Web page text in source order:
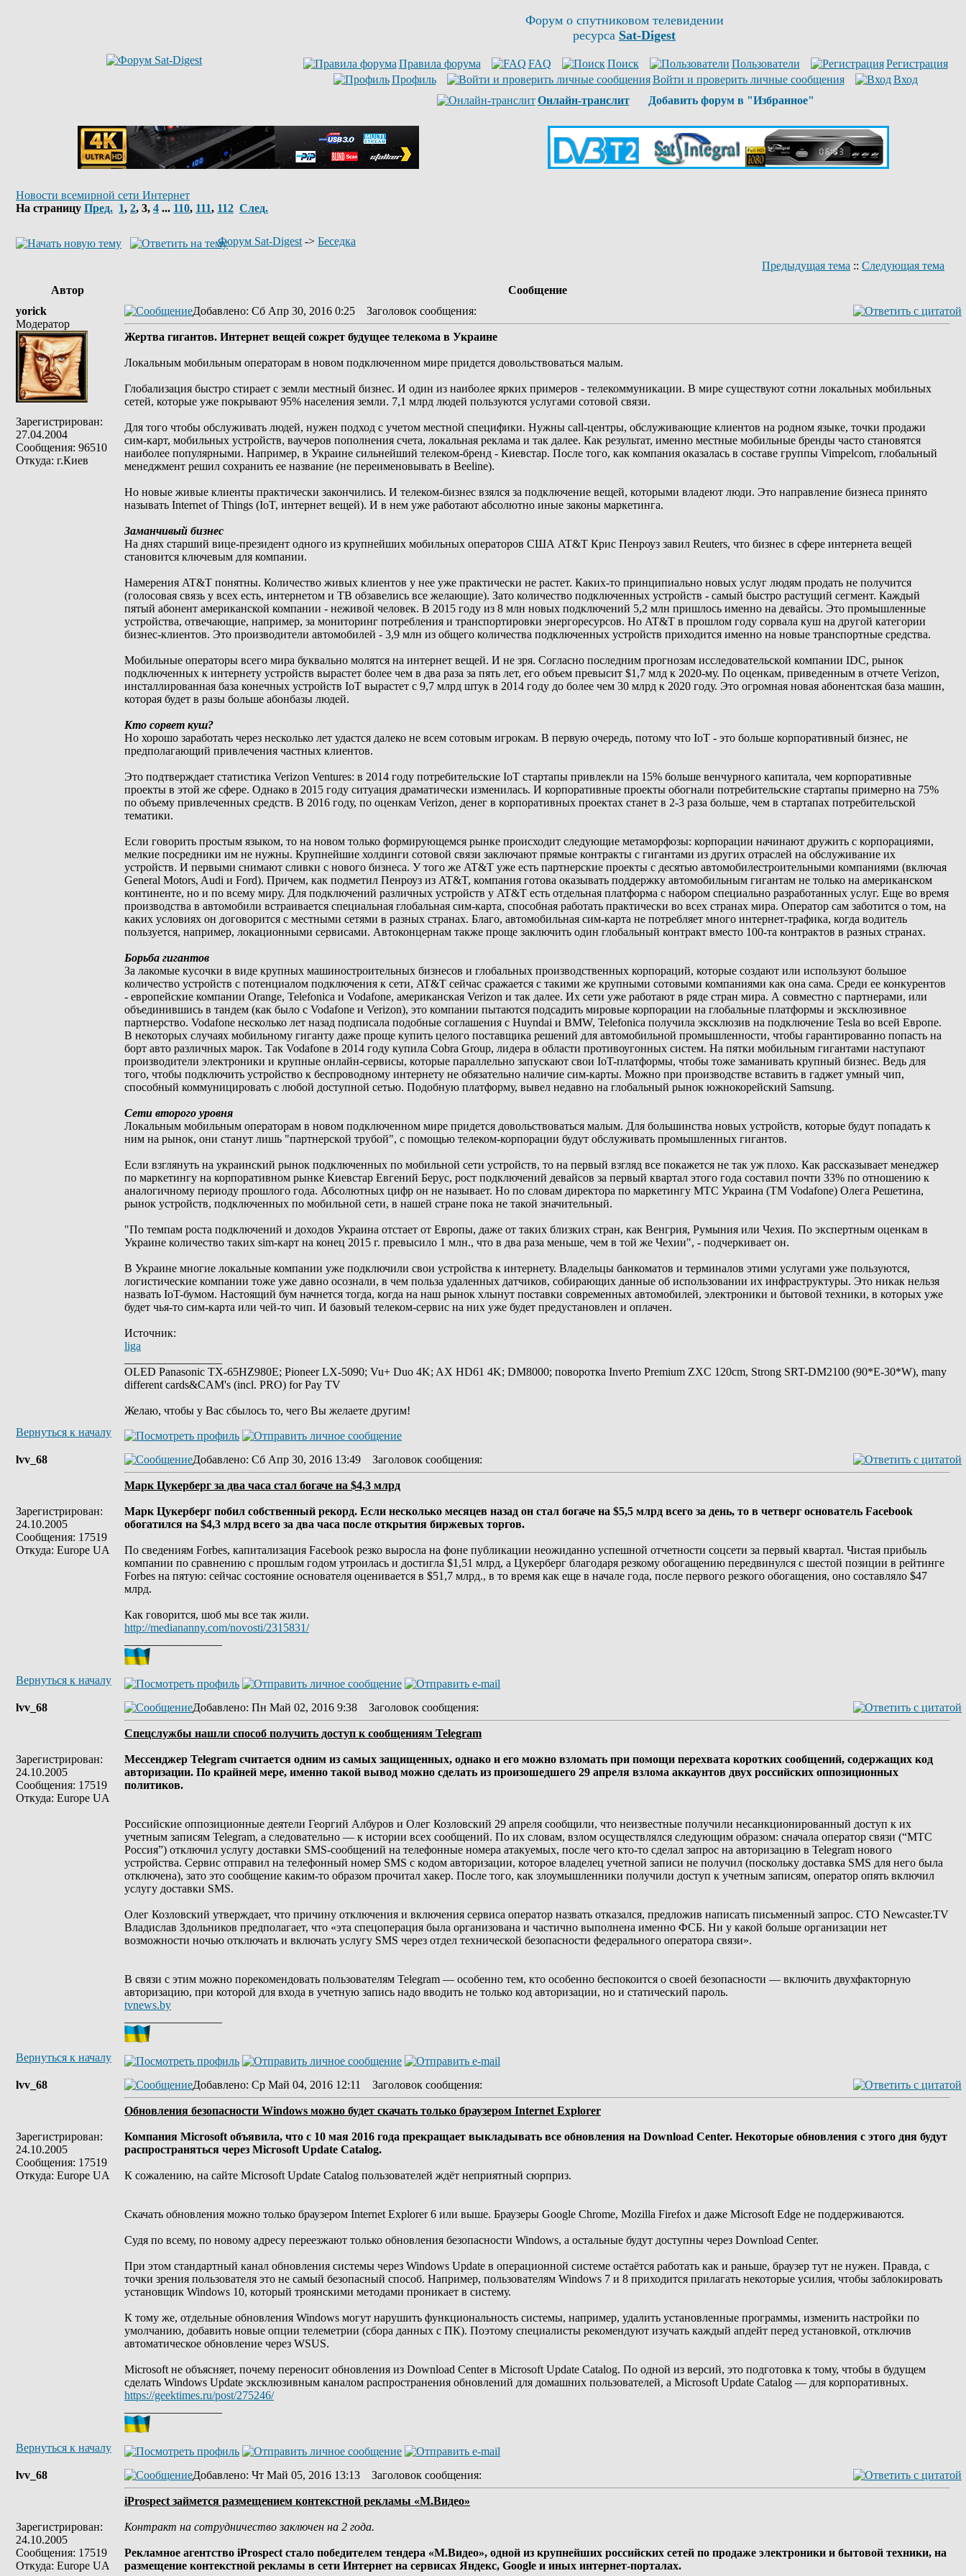
Форум о спутниковом телевидении
ресурса Sat-Digest
Правила форума FAQ Поиск Пользователи
Регистрация
Профиль
Войти и проверить личные сообщения
Вход
Онлайн-транслит
Добавить форум в "Избранное"
Новости всемирной сети Интернет
На страницу Пред. 1, 2, 3, 4 ... 110, 111, 112 След.
Форум Sat-Digest -> Беседка
Предыдущая тема :: Следующая тема
Автор
Сообщение
yorick
Модератор
Зарегистрирован:
27.04.2004
Сообщения: 96510
Откуда: г.Киев
Добавлено: Сб Апр 30, 2016 0:25 Заголовок сообщения:
Жертва гигантов. Интернет вещей сожрет будущее телекома в Украине
Локальным мобильным операторам в новом подключенном мире придется довольствоваться малым.
Глобализация быстро стирает с земли местный бизнес. И один из наиболее ярких примеров - телекоммуникации. В мире существуют сотни локальных мобильных
сетей, которые уже покрывают 95% населения земли. 7,1 млрд людей пользуются услугами сотовой связи.
Для того чтобы обслуживать людей, нужен подход с учетом местной специфики. Нужны call-центры, обслуживающие клиентов на родном языке, точки продажи
сим-карт, мобильных устройств, ваучеров пополнения счета, локальная реклама и так далее. Как результат, именно местные мобильные бренды часто становятся
наиболее популярными. Например, в Украине сильнейший телеком-бренд - Киевстар. После того, как компания оказалась в составе группы Vimpelcom, глобальный
менеджмент решил сохранить ее название (не переименовывать в Beeline).
Но новые живые клиенты практически закончились. И телеком-бизнес взялся за подключение вещей, которыми владеют люди. Это направление бизнеса принято
называть Internet of Things (IoT, интернет вещей). И в нем уже работают абсолютно иные законы маркетинга.
Заманчивый бизнес
На днях старший вице-президент одного из крупнейших мобильных операторов США AT&T Крис Пенроуз завил Reuters, что бизнес в сфере интернета вещей
становится ключевым для компании.
Намерения AT&T понятны. Количество живых клиентов у нее уже практически не растет. Каких-то принципиально новых услуг людям продать не получится
(голосовая связь у всех есть, интернетом и ТВ обзавелись все желающие). Зато количество подключенных устройств - самый быстро растущий сегмент. Каждый
пятый абонент американской компании - неживой человек. В 2015 году из 8 млн новых подключений 5,2 млн пришлось именно на девайсы. Это промышленные
устройства, отвечающие, например, за мониторинг потребления и транспортировки энергоресурсов. Но AT&T в прошлом году сорвала куш на другой категории
бизнес-клиентов. Это производители автомобилей - 3,9 млн из общего количества подключенных устройств приходится именно на новые транспортные средства.
Мобильные операторы всего мира буквально молятся на интернет вещей. И не зря. Согласно последним прогнозам исследовательской компании IDC, рынок
подключенных к интернету устройств вырастет более чем в два раза за пять лет, его объем превысит $1,7 млд к 2020-му. По оценкам, приведенным в отчете Verizon,
инсталлированная база конечных устройств IoT вырастет с 9,7 млрд штук в 2014 году до более чем 30 млрд к 2020 году. Это огромная новая абонентская база машин,
которая будет в разы больше абонбазы людей.
Кто сорвет куш?
Но хорошо заработать через несколько лет удастся далеко не всем сотовым игрокам. В первую очередь, потому что IoT - это больше корпоративный бизнес, не
предполагающий привлечения частных клиентов.
Это подтверждает статистика Verizon Ventures: в 2014 году потребительские IoT стартапы привлекли на 15% больше венчурного капитала, чем корпоративные
проекты в этой же сфере. Однако в 2015 году ситуация драматически изменилась. И корпоративные проекты обогнали потребительские стартапы примерно на 75%
по объему привлеченных средств. В 2016 году, по оценкам Verizon, денег в корпоративных проектах станет в 2-3 раза больше, чем в стартапах потребительской
тематики.
Если говорить простым языком, то на новом только формирующемся рынке происходит следующие метаморфозы: корпорации начинают дружить с корпорациями,
мелкие посредники им не нужны. Крупнейшие холдинги сотовой связи заключают прямые контракты с гигантами из других отраслей на обслуживание их
устройств. И первыми снимают сливки с нового бизнеса. У того же AT&T уже есть партнерские проекты с десятью автомобилестроительными компаниями (включая
General Motors, Audi и Ford). Причем, как подметил Пенроуз из AT&T, компания готова оказывать поддержку автомобильным гигантам не только на американском
континенте, но и по всему миру. Для подключений различных устройств у AT&T есть отдельная платформа с набором специально разработанных услуг. Еще во время
производства в автомобили встраивается специальная глобальная сим-карта, способная работать практически во всех странах мира. Оператор сам заботится о том, на
каких условиях он договорится с местными сетями в разных странах. Благо, автомобильная сим-карта не потребляет много интернет-трафика, когда водитель
пользуется, например, локационными сервисами. Автоконцернам также проще заключить один глобальный контракт вместо 100-та контрактов в разных странах.
Борьба гигантов
За лакомые кусочки в виде крупных машиностроительных бизнесов и глобальных производственных корпораций, которые создают или используют большое
количество устройств с потенциалом подключения к сети, AT&T сейчас сражается с такими же крупными сотовыми компаниями как она сама. Среди ее конкурентов
- европейские компании Orange, Telefonica и Vodafone, американская Verizon и так далее. Их сети уже работают в ряде стран мира. А совместно с партнерами, или
объединившись в тандем (как было с Vodafone и Verizon), это компании пытаются подсадить мировые корпорации на глобальные платформы и эксклюзивное
партнерство. Vodafone несколько лет назад подписала подобные соглашения с Huyndai и BMW, Telefonica получила эксклюзив на подключение Tesla во всей Европе.
В некоторых случаях мобильному гиганту даже проще купить целого поставщика решений для автомобильной промышленности, чтобы гарантированно попасть на
борт авто различных марок. Так Vodafone в 2014 году купила Cobra Group, лидера в области противоугонных систем. На пятки мобильным гигантами наступают
производители электроники и крупные онлайн-сервисы, которые параллельно запускают свои IoT-платформы, чтобы тоже заманивать крупный бизнес. Ведь для
того, чтобы подключить устройство к беспроводному интернету не обязательно наличие сим-карты. Можно при производстве вставить в гаджет умный чип,
способный коммуницировать с любой доступной сетью. Подобную платформу, вывел недавно на глобальный рынок южнокорейский Samsung.
Сети второго уровня
Локальным мобильным операторам в новом подключенном мире придется довольствоваться малым. Для большинства новых устройств, которые будут попадать к
ним на рынок, они станут лишь "партнерской трубой", с помощью телеком-корпорации будут обслуживать промышленных гигантов.
Если взглянуть на украинский рынок подключенных по мобильной сети устройств, то на первый взгляд все покажется не так уж плохо. Как рассказывает менеджер
по маркетингу на корпоративном рынке Киевстар Евгений Берус, рост подключений девайсов за первый квартал этого года составил почти 33% по отношению к
аналогичному периоду прошлого года. Абсолютных цифр он не называет. Но по словам директора по маркетингу МТС Украина (ТМ Vodafone) Олега Решетина,
рынок устройств, подключенных по мобильной сети, в нашей стране пока не такой значительный.
"По темпам роста подключений и доходов Украина отстает от Европы, даже от таких близких стран, как Венгрия, Румыния или Чехия. По экспертным оценкам в
Украине количество таких sim-карт на конец 2015 г. превысило 1 млн., что в два раза меньше, чем в той же Чехии", - подчеркивает он.
В Украине многие локальные компании уже подключили свои устройства к интернету. Владельцы банкоматов и терминалов этими услугами уже пользуются,
логистические компании тоже уже давно осознали, в чем польза удаленных датчиков, собирающих данные об использовании их инфраструктуры. Это никак нельзя
назвать IoT-бумом. Настоящий бум начнется тогда, когда на наш рынок хлынут поставки современных автомобилей, электроники и бытовой техники, в которых уже
будет чья-то сим-карта или чей-то чип. И базовый телеком-сервис на них уже будет предустановлен и оплачен.
Источник:
liga
OLED Panasonic TX-65HZ980E; Pioneer LX-5090; Vu+ Duo 4K; AX HD61 4K; DM8000; поворотка Inverto Premium ZXC 120cm, Strong SRT-DM2100 (90*E-30*W), many
different cards&CAM's (incl. PRO) for Pay TV
Желаю, чтобы у Вас сбылось то, чего Вы желаете другим!
Вернуться к началу
lvv_68
Зарегистрирован:
24.10.2005
Сообщения: 17519
Откуда: Europe UA
Добавлено: Сб Апр 30, 2016 13:49 Заголовок сообщения:
Марк Цукерберг за два часа стал богаче на $4,3 млрд
Марк Цукерберг побил собственный рекорд. Если несколько месяцев назад он стал богаче на $5,5 млрд всего за день, то в четверг основатель Facebook
обогатился на $4,3 млрд всего за два часа после открытия биржевых торгов.
По сведениям Forbes, капитализация Facebook резко выросла на фоне публикации неожиданно успешной отчетности соцсети за первый квартал. Чистая прибыль
компании по сравнению с прошлым годом утроилась и достигла $1,51 млрд, а Цукерберг благодаря резкому обогащению передвинулся с шестой позиции в рейтинге
Forbes на пятую: сейчас состояние основателя оценивается в $51,7 млрд., в то время как еще в начале года, после первого резкого обогащения, оно составляло $47
млрд.
Как говорится, шоб мы все так жили.
http://mediananny.com/novosti/2315831/
Вернуться к началу
lvv_68
Зарегистрирован:
24.10.2005
Сообщения: 17519
Откуда: Europe UA
Добавлено: Пн Май 02, 2016 9:38 Заголовок сообщения:
Спецслужбы нашли способ получить доступ к сообщениям Telegram
Мессенджер Telegram считается одним из самых защищенных, однако и его можно взломать при помощи перехвата коротких сообщений, содержащих код
авторизации. По крайней мере, именно такой вывод можно сделать из произошедшего 29 апреля взлома аккаунтов двух российских оппозиционных
политиков.
Российские оппозиционные деятели Георгий Албуров и Олег Козловский 29 апреля сообщили, что неизвестные получили несанкционированный доступ к их
учетным записям Telegram, а следовательно — к истории всех сообщений. По их словам, взлом осуществлялся следующим образом: сначала оператор связи (“МТС
Россия”) отключил услугу доставки SMS-сообщений на телефонные номера атакуемых, после чего кто-то сделал запрос на авторизацию в Telegram нового
устройства. Сервис отправил на телефонный номер SMS с кодом авторизации, которое владелец учетной записи не получил (поскольку доставка SMS для него была
отключена), зато это сообщение каким-то образом прочитал хакер. После того, как злоумышленники получили доступ к учетным записям, оператор опять включил
услугу доставки SMS.
Олег Козловский утверждает, что причину отключения и включения сервиса оператор назвать отказался, предложив написать письменный запрос. CTO Newcaster.TV
Владислав Здольников предполагает, что «эта спецоперация была организована и частично выполнена именно ФСБ. Ни у какой больше организации нет
возможности ночью отключать и включать услугу SMS через отдел технической безопасности федерального оператора связи».
В связи с этим можно порекомендовать пользователям Telegram — особенно тем, кто особенно беспокоится о своей безопасности — включить двухфакторную
авторизацию, при которой для входа в учетную запись надо вводить не только код авторизации, но и статический пароль.
tvnews.by
Вернуться к началу
lvv_68
Зарегистрирован:
24.10.2005
Сообщения: 17519
Откуда: Europe UA
Добавлено: Ср Май 04, 2016 12:11 Заголовок сообщения:
Обновления безопасности Windows можно будет скачать только браузером Internet Explorer
Компания Microsoft объявила, что с 10 мая 2016 года прекращает выкладывать все обновления на Download Center. Некоторые обновления с этого дня будут
распространяться через Microsoft Update Catalog.
К сожалению, на сайте Microsoft Update Catalog пользователей ждёт неприятный сюрприз.
Скачать обновления можно только браузером Internet Explorer 6 или выше. Браузеры Google Chrome, Mozilla Firefox и даже Microsoft Edge не поддерживаются.
Судя по всему, по новому адресу переезжают только обновления безопасности Windows, а остальные будут доступны через Download Center.
При этом стандартный канал обновления системы через Windows Update в операционной системе остаётся работать как и раньше, браузер тут не нужен. Правда, с
точки зрения пользователя это не самый безопасный способ. Например, пользователям Windows 7 и 8 приходится прилагать некоторые усилия, чтобы заблокировать
установщик Windows 10, который троянскими методами проникает в систему.
К тому же, отдельные обновления Windows могут нарушить функциональность системы, например, удалить установленные программы, изменить настройки по
умолчанию, добавить новые опции телеметрии (сбора данных с ПК). Поэтому специалисты рекомендуют изучать каждый апдейт перед установкой, отключив
автоматическое обновление через WSUS.
Microsoft не объясняет, почему переносит обновления из Download Center в Microsoft Update Catalog. По одной из версий, это подготовка к тому, чтобы в будущем
сделать Windows Update эксклюзивным каналом распространения обновлений для домашних пользователей, а Microsoft Update Catalog — для корпоративных.
https://geektimes.ru/post/275246/
Вернуться к началу
lvv_68
Зарегистрирован:
24.10.2005
Сообщения: 17519
Откуда: Europe UA
Добавлено: Чт Май 05, 2016 13:13 Заголовок сообщения:
iProspect займется размещением контекстной рекламы «M.Видео»
Контракт на сотрудничество заключен на 2 года.
Рекламное агентство iProspect стало победителем тендера «М.Видео», одной из крупнейших российских сетей по продаже электроники и бытовой техники, на
размещение контекстной рекламы в сети Интернет на сервисах Яндекс, Google и иных интернет-порталах.